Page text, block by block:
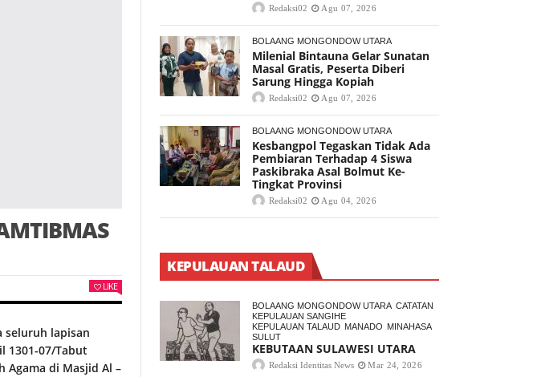
LIKE
seluruh lapisan
1301-07/Tabut
Agama di Masjid Al –
Redaksi02 Agu 07, 2026
BOLAANG MONGONDOW UTARA
Milenial Bintauna Gelar Sunatan
Masal Gratis, Peserta Diberi
Sarung Hingga Kopiah
Redaksi02 Agu 07, 2026
BOLAANG MONGONDOW UTARA
Kesbangpol Tegaskan Tidak Ada
Pembiaran Terhadap 4 Siswa
Paskibraka Asal Bolmut Ke-
Tingkat Provinsi
Redaksi02 Agu 04, 2026
KEPULAUAN TALAUD
BOLAANG MONGONDOW UTARA CATATAN
KEPULAUAN SANGIHE
KEPULAUAN TALAUD MANADO MINAHASA
SULUT
KEBUTAAN SULAWESI UTARA
Redaksi Identitas News Mar 24, 2026